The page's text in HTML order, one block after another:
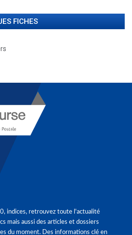
FICHES
indices, retrouvez toute l'actualité
mais aussi des articles et dossiers
du moment. Des informations clé en